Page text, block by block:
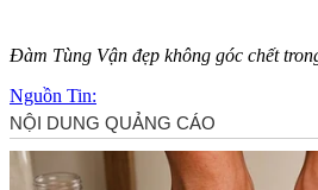
Đàm Tùng Vận đẹp không góc chết
Nguồn Tin: